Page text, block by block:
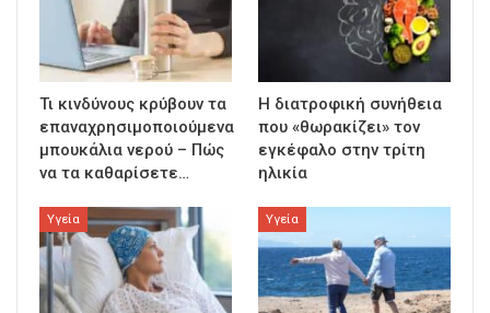
Τι κινδύνους κρύβουν τα
επαναχρησιμοποιούμενα
μπουκάλια νερού – Πώς
να τα καθαρίσετε…
Η διατροφική συνήθεια
που «θωρακίζει» τον
εγκέφαλο στην τρίτη
ηλικία
Υγεία Υγεία